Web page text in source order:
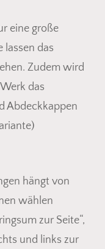
eine große
lassen das
Zudem wird
das
Abdeckkappen
hängt von
wählen
zur Seite“,
und links zur